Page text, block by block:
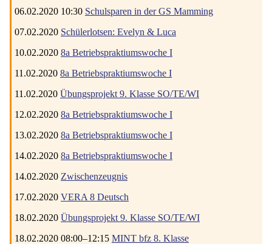
06.02.2020 10:30 Schulsparen in der GS Mamming
07.02.2020 Schülerlotsen: Evelyn & Luca
10.02.2020 8a Betriebspraktiumswoche I
11.02.2020 8a Betriebspraktiumswoche I
11.02.2020 Übungsprojekt 9. Klasse SO/TE/WI
12.02.2020 8a Betriebspraktiumswoche I
13.02.2020 8a Betriebspraktiumswoche I
14.02.2020 8a Betriebspraktiumswoche I
14.02.2020 Zwischenzeugnis
17.02.2020 VERA 8 Deutsch
18.02.2020 Übungsprojekt 9. Klasse SO/TE/WI
18.02.2020 08:00–12:15 MINT bfz 8. Klasse